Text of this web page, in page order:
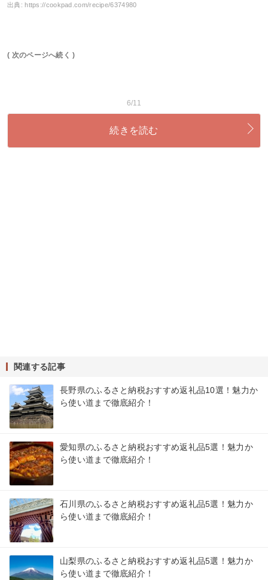
出典:https://cookpad.com/recipe/6374980
( 次のページへ続く )
6/11
続きを読む
関連する記事
長野県のふるさと納税おすすめ返礼品10選！魅力か
ら使い道まで徹底紹介！
愛知県のふるさと納税おすすめ返礼品5選！魅力か
ら使い道まで徹底紹介！
石川県のふるさと納税おすすめ返礼品5選！魅力か
ら使い道まで徹底紹介！
山梨県のふるさと納税おすすめ返礼品5選！魅力か
ら使い道まで徹底紹介！